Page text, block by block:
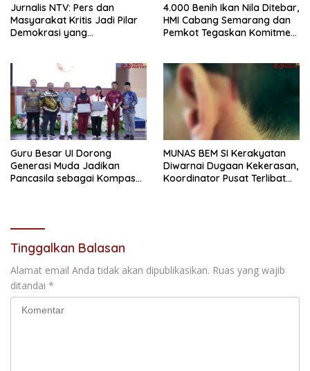
Jurnalis NTV: Pers dan
Masyarakat Kritis Jadi Pilar
Demokrasi yang
4.000 Benih Ikan Nila Ditebar,
HMI Cabang Semarang dan
Pemkot Tegaskan Komitmen
Guru Besar UI Dorong
Generasi Muda Jadikan
Pancasila sebagai Kompas
MUNAS BEM SI Kerakyatan
Diwarnai Dugaan Kekerasan,
Koordinator Pusat Terlibat
Tinggalkan Balasan
Alamat email Anda tidak akan dipublikasikan. Ruas yang wajib
ditandai *